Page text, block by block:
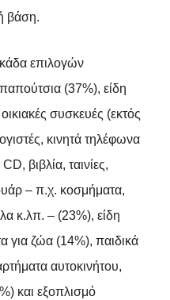
βάση.
επιλογών
(37%), είδη
συσκευές (εκτός
κινητά τηλέφωνα
βιβλία, ταινίες,
– π.χ. κοσμήματα,
κ.λπ. – (23%), είδη
για ζώα (14%), παιδικά
αυτοκινήτου,
και εξοπλισμό